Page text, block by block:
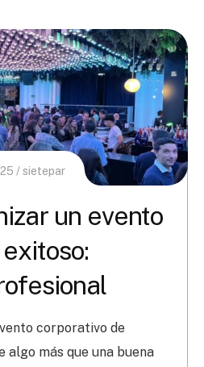
sietepar
un evento
corporativo de
algo más que una buena